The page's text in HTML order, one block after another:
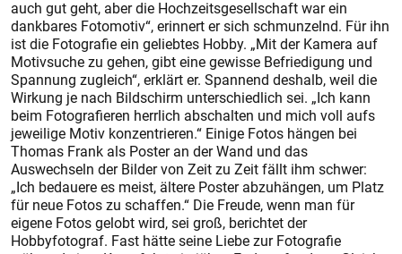
auch gut geht, aber die Hochzeitsgesellschaft war ein
dankbares Fotomotiv“, erinnert er sich schmunzelnd. Für ihn
ist die Fotografie ein geliebtes Hobby. „Mit der Kamera auf
Motivsuche zu gehen, gibt eine gewisse Befriedigung und
Spannung zugleich“, erklärt er. Spannend deshalb, weil die
Wirkung je nach Bildschirm unterschiedlich sei. „Ich kann
beim Fotografieren herrlich abschalten und mich voll aufs
jeweilige Motiv konzentrieren.“ Einige Fotos hängen bei
Thomas Frank als Poster an der Wand und das
Auswechseln der Bilder von Zeit zu Zeit fällt ihm schwer:
„Ich bedauere es meist, ältere Poster abzuhängen, um Platz
für neue Fotos zu schaffen.“ Die Freude, wenn man für
eigene Fotos gelobt wird, sei groß, berichtet der
Hobbyfotograf. Fast hätte seine Liebe zur Fotografie